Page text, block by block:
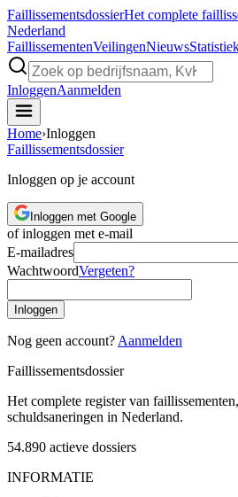
FaillissementsdossierHet complete
Nederland
FaillissementenVeilingenNieuws
InloggenAanmelden
Home›Inloggen
Faillissementsdossier
Inloggen op je account
Inloggen met Google
of inloggen met e-mail
E-mailadres
WachtwoordVergeten?
Inloggen
Nog geen account? Aanmelden
Faillissementsdossier
Het complete register van
schuldsaneringen in Nederland.
54.890 actieve dossiers
INFORMATIE